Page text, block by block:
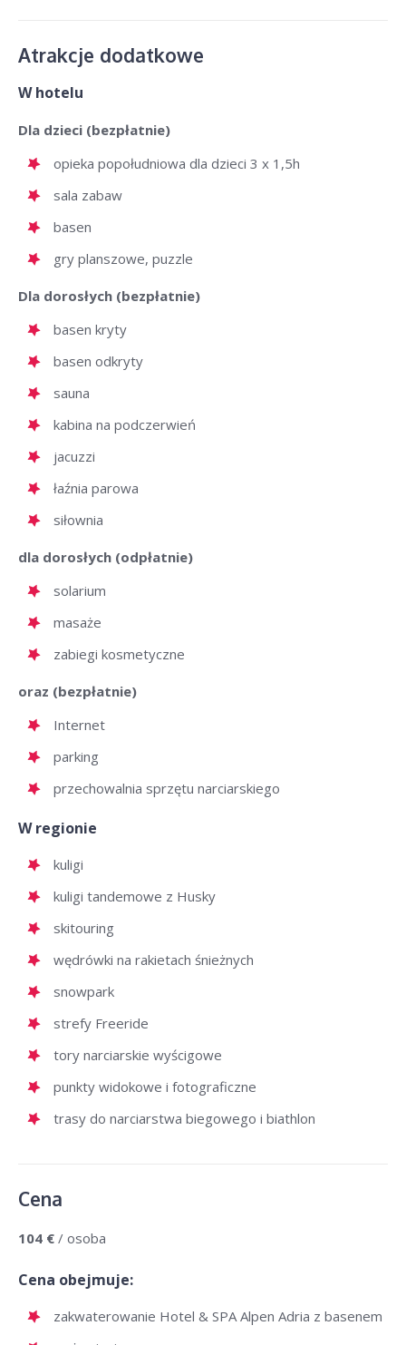
Atrakcje dodatkowe
W hotelu
Dla dzieci (bezpłatnie)
opieka popołudniowa dla dzieci 3 x 1,5h
sala zabaw
basen
gry planszowe, puzzle
Dla dorosłych (bezpłatnie)
basen kryty
basen odkryty
sauna
kabina na podczerwień
jacuzzi
łaźnia parowa
siłownia
dla dorosłych (odpłatnie)
solarium
masaże
zabiegi kosmetyczne
oraz (bezpłatnie)
Internet
parking
przechowalnia sprzętu narciarskiego
W regionie
kuligi
kuligi tandemowe z Husky
skitouring
wędrówki na rakietach śnieżnych
snowpark
strefy Freeride
tory narciarskie wyścigowe
punkty widokowe i fotograficzne
trasy do narciarstwa biegowego i biathlon
Cena
104 € / osoba
Cena obejmuje:
zakwaterowanie Hotel & SPA Alpen Adria z basenem